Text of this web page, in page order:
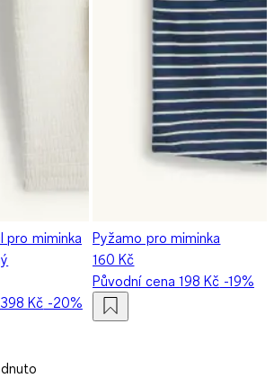
pro miminka
398 Kč -20%
Pyžamo pro miminka
160 Kč
Původní cena198 Kč -19%